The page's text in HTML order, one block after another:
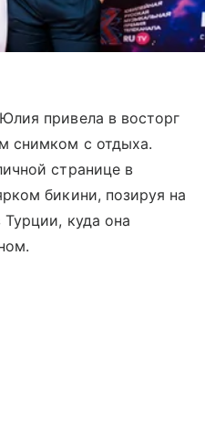
Юлия привела в восторг
снимком с отдыха.
странице в
бикини, позируя на
куда она